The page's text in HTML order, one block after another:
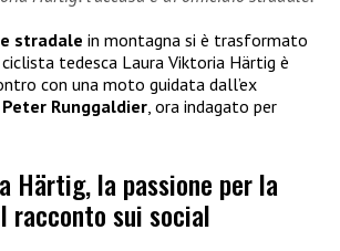
stradale in montagna si è trasformato
tedesca Laura Viktoria Härtig è
con una moto guidata dall’ex
Peter Runggaldier , ora indagato per
Härtig, la passione per la
racconto sui social